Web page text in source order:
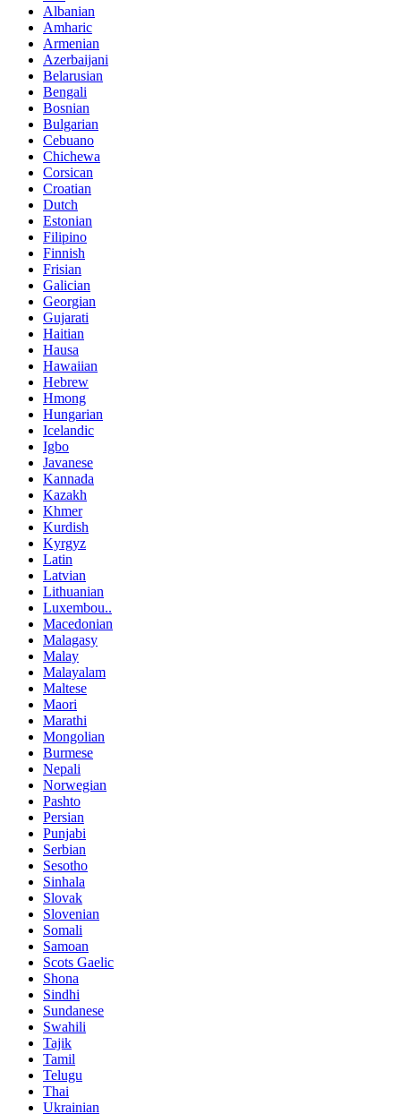
Albanian
Amharic
Armenian
Azerbaijani
Belarusian
Bengali
Bosnian
Bulgarian
Cebuano
Chichewa
Corsican
Croatian
Dutch
Estonian
Filipino
Finnish
Frisian
Galician
Georgian
Gujarati
Haitian
Hausa
Hawaiian
Hebrew
Hmong
Hungarian
Icelandic
Igbo
Javanese
Kannada
Kazakh
Khmer
Kurdish
Kyrgyz
Latin
Latvian
Lithuanian
Luxembou..
Macedonian
Malagasy
Malay
Malayalam
Maltese
Maori
Marathi
Mongolian
Burmese
Nepali
Norwegian
Pashto
Persian
Punjabi
Serbian
Sesotho
Sinhala
Slovak
Slovenian
Somali
Samoan
Scots Gaelic
Shona
Sindhi
Sundanese
Swahili
Tajik
Tamil
Telugu
Thai
Ukrainian